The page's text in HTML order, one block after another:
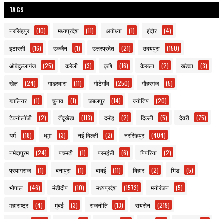
TAGS
नरसिंहपुर (10) मध्यप्रदेश (11) अयोध्या (1) इंदौर (4)
इटारसी (16) उज्जैन (1) उत्तरप्रदेश (21) उदयपुरा (150)
ओबेदुल्लागंज (25) करेली (3) कृषि (16) केसला (2) खंडवा (3)
खेल (24) गाडरवारा (11) गोटेगाँव (250) गौहरगंज (5)
ग्वालियर (1) चुनाव (1) जबलपुर (14) ज्योतिष (20)
टेक्नोलॉजी (2) तेंदूखेड़ा (113) दमोह (2) दिल्ली (5) देवरी (75)
धर्म (18) धूमा (3) नई दिल्ली (2) नरसिंहपुर (404)
नर्मदापुरम (24) पचमढ़ी (1) परमहंसी (6) पिपरिया (2)
प्रयागराज (1) बनापुरा (1) बाबई (11) बिहार (2) भिंड (5)
भोपाल (46) मंडीदीप (10) मध्यप्रदेश (1573) मनोरंजन (5)
महाराष्ट्र (4) मुंबई (3) राजनीति (13) रायसेन (219)